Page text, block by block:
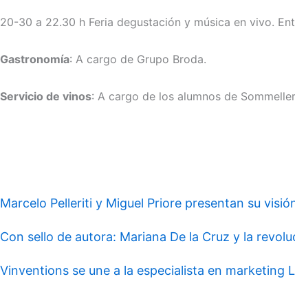
20-30 a 22.30 h Feria degustación y música en vivo.
Gastronomía: A cargo de Grupo Broda.
Servicio de vinos: A cargo de los alumnos de
Marcelo Pelleriti y Miguel Priore presentan su
Con sello de autora: Mariana De la Cruz y la
Vinventions se une a la especialista en marketing